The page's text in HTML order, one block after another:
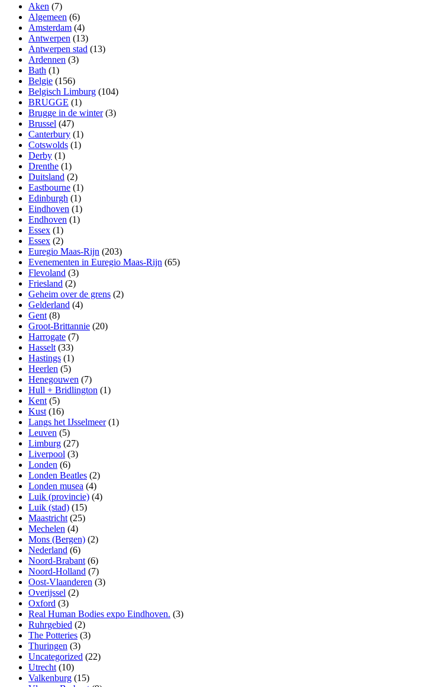
Aken (7)
Algemeen (6)
Amsterdam (4)
Antwerpen (13)
Antwerpen stad (13)
Ardennen (3)
Bath (1)
Belgie (156)
Belgisch Limburg (104)
BRUGGE (1)
Brugge in de winter(3)
Brussel (47)
Canterbury (1)
Cotswolds (1)
Derby (1)
Drenthe (1)
Duitsland (2)
Eastbourne (1)
Edinburgh (1)
Eindhoven (1)
Endhoven (1)
Essex (1)
Essex (2)
Euregio Maas-Rijn (203)
Evenementen in Euregio Maas-Rijn (65)
Flevoland (3)
Friesland (2)
Geheim over de grens (2)
Gelderland (4)
Gent (8)
Groot-Brittannie (20)
Harrogate (7)
Hasselt (33)
Hastings (1)
Heerlen (5)
Henegouwen (7)
Hull + Bridlington (1)
Kent (5)
Kust (16)
Langs het IJsselmeer(1)
Leuven (5)
Limburg (27)
Liverpool (3)
Londen (6)
Londen Beatles (2)
Londen musea (4)
Luik (provincie) (4)
Luik (stad) (15)
Maastricht (25)
Mechelen (4)
Mons (Bergen) (2)
Nederland (6)
Noord-Brabant (6)
Noord-Holland (7)
Oost-Vlaanderen (3)
Overijssel (2)
Oxford (3)
Real Human Bodies expo Eindhoven. (3)
Ruhrgebied (2)
The Potteries (3)
Thuringen (3)
Uncategorized (22)
Utrecht (10)
Valkenburg (15)